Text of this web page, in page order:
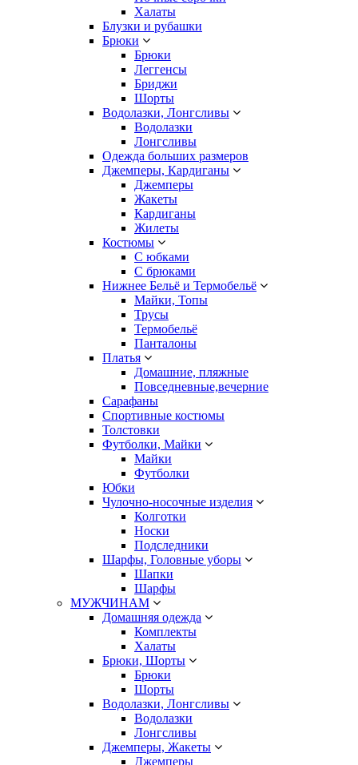
Халаты
Блузки и рубашки
Брюки
Брюки
Леггенсы
Бриджи
Шорты
Водолазки, Лонгсливы
Водолазки
Лонгсливы
Одежда больших размеров
Джемперы, Кардиганы
Джемперы
Жакеты
Кардиганы
Жилеты
Костюмы
С юбками
С брюками
Нижнее Бельё и Термобельё
Майки, Топы
Трусы
Термобельё
Панталоны
Платья
Домашние, пляжные
Повседневные,вечерние
Сарафаны
Спортивные костюмы
Толстовки
Футболки, Майки
Майки
Футболки
Юбки
Чулочно-носочные изделия
Колготки
Носки
Подследники
Шарфы, Головные уборы
Шапки
Шарфы
МУЖЧИНАМ
Домашняя одежда
Комплекты
Халаты
Брюки, Шорты
Брюки
Шорты
Водолазки, Лонгсливы
Водолазки
Лонгсливы
Джемперы, Жакеты
Джемперы